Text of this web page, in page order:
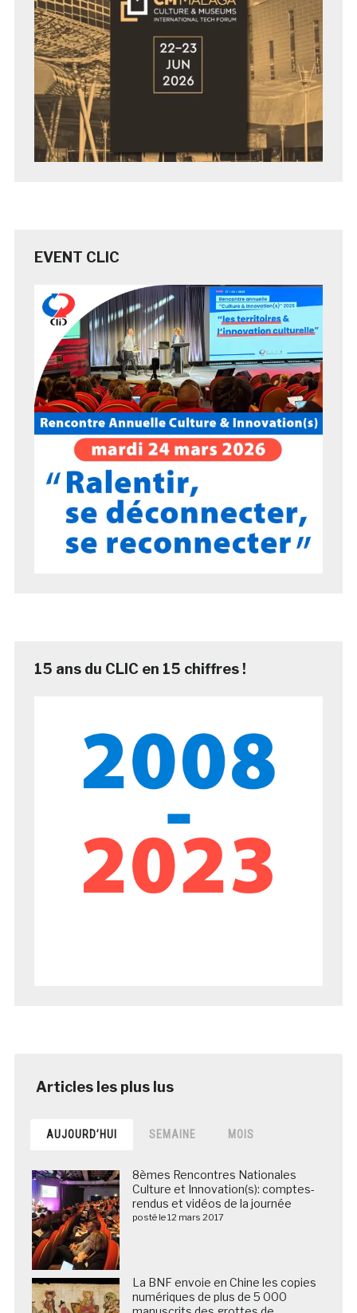
EVENT CLIC
15 ans du CLIC en 15 chiffres !
AUJOURD’HUI SEMAINE MOIS
8èmes Rencontres Nationales
Culture et Innovation(s): comptes-
rendus et vidéos de la journée
posté le 12 mars 2017
La BNF envoie en Chine les copies
numériques de plus de 5 000